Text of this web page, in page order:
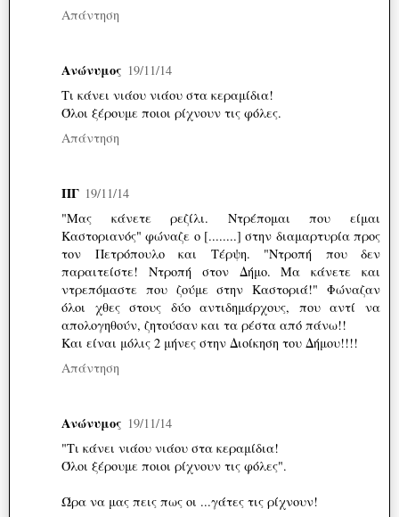
Απάντηση
Ανώνυμος 19/11/14
Τι κάνει νιάου νιάου στα κεραμίδια!
Όλοι ξέρουμε ποιοι ρίχνουν τις φόλες.
Απάντηση
ΠΓ 19/11/14
"Μας κάνετε ρεζίλι. Ντρέπομαι που είμαι
Καστοριανός" φώναζε ο [........] στην διαμαρτυρία προς
τον Πετρόπουλο και Τέρψη. "Ντροπή που δεν
παραιτείστε! Ντροπή στον Δήμο. Μα κάνετε και
ντρεπόμαστε που ζούμε στην Καστοριά!" Φώναζαν
όλοι χθες στους δύο αντιδημάρχους, που αντί να
απολογηθούν, ζητούσαν και τα ρέστα από πάνω!!
Και είναι μόλις 2 μήνες στην Διοίκηση του Δήμου!!!!
Απάντηση
Ανώνυμος 19/11/14
"Τι κάνει νιάου νιάου στα κεραμίδια!
Όλοι ξέρουμε ποιοι ρίχνουν τις φόλες".
Ώρα να μας πεις πως οι ...γάτες τις ρίχνουν!